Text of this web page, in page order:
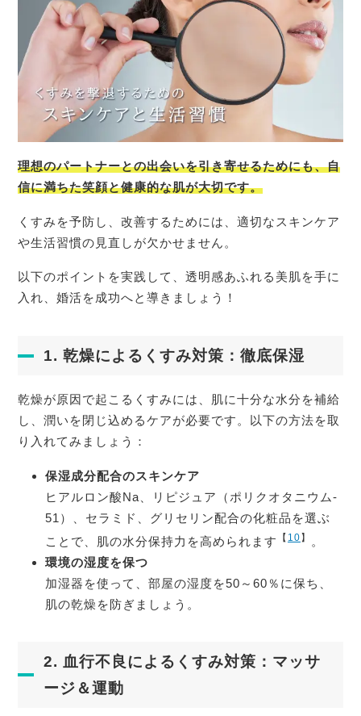
理想のパートナーとの出会いを引き寄せるためにも、自
信に満ちた笑顔と健康的な肌が大切です。
くすみを予防し、改善するためには、適切なスキンケア
や生活習慣の見直しが欠かせません。
以下のポイントを実践して、透明感あふれる美肌を手に
入れ、婚活を成功へと導きましょう！
1. 乾燥によるくすみ対策：徹底保湿
乾燥が原因で起こるくすみには、肌に十分な水分を補給
し、潤いを閉じ込めるケアが必要です。以下の方法を取
り入れてみましょう：
保湿成分配合のスキンケア
ヒアルロン酸Na、リピジュア（ポリクオタニウム-
51）、セラミド、グリセリン配合の化粧品を選ぶ
ことで、肌の水分保持力を高められます
【 10】
。
環境の湿度を保つ
加湿器を使って、部屋の湿度を50～60％に保ち、
肌の乾燥を防ぎましょう。
2. 血行不良によるくすみ対策：マッサ
ージ＆運動